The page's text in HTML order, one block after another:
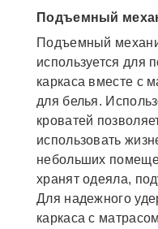
Подъемный
Подъемный
используется для
каркаса вместе с
для белья.
кроватей
использовать
небольших
хранят одеяла,
Для надежного
каркаса с